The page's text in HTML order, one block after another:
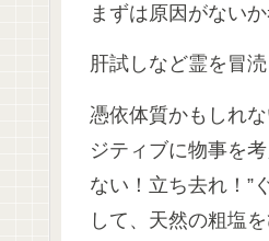
まずは原因がない
肝試しなど霊を冒
憑依体質かもしれ
ジティブに物事を
ない！立ち去れ！”
して、天然の粗塩